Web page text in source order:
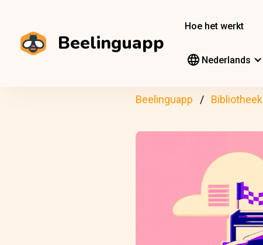
Beelinguapp
Hoe het werkt
Nederlands
Beelinguapp Bibliotheek